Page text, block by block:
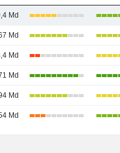
Md
Md
Md
Md
Md
Md